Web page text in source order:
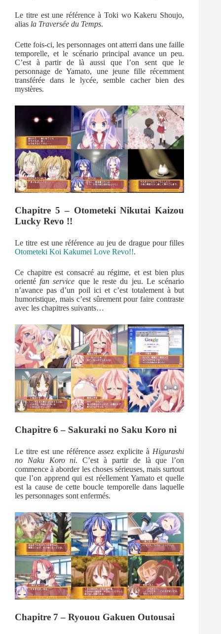
Le titre est une référence à Toki wo Kakeru Shoujo,
alias la Traversée du Temps.
Cette fois-ci, les personnages ont atterri dans une faille
temporelle, et le scénario principal avance un peu.
C’est à partir de là aussi que l’on sent que le
personnage de Yamato, une jeune fille récemment
transférée dans le lycée, semble cacher bien des
mystères.
Chapitre 5 – Otometeki Nikutai Kaizou
Lucky Revo !!
Le titre est une référence au jeu de drague pour filles
Otometeki Koi Kakumei Love Revo!!.
Ce chapitre est consacré au régime, et est bien plus
orientéfan service que le reste du jeu. Le scénario
n’avance pas d’un poil ici et c’est totalement à but
humoristique, mais c’est sûrement pour faire contraste
avec les chapitres suivants…
Chapitre 6 – Sakuraki no Saku Koro ni
Le titre est une référence assez explicite à Higurashi
no Naku Koro ni. C’est à partir de là que l’on
commence à aborder les choses sérieuses, mais surtout
que l’on apprend qui est réellement Yamato et quelle
est la cause de cette boucle temporelle dans laquelle
les personnages sont enfermés.
Chapitre 7 – Ryouou Gakuen Outousai